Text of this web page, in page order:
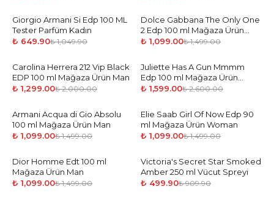
-38%
Giorgio Armani Si Edp 100 ML
Tester Parfüm Kadın
₺ 649.90₺ 1,049.90
-27%
Dolce Gabbana The Only One
2 Edp 100 ml Mağaza Ürün
Woman
₺ 1,099.00₺ 1,499.00
-35%
Carolina Herrera 212 Vip Black
EDP 100 ml Mağaza Ürün Man
₺ 1,299.00₺ 2,000.00
-39%
Juliette Has A Gun Mmmm
Edp 100 ml Mağaza Ürün
Unisex
₺ 1,599.00₺ 2,600.00
-27%
Armani Acqua di Gio Absolu
100 ml Mağaza Ürün Man
₺ 1,099.00₺ 1,499.00
-27%
Elie Saab Girl Of Now Edp 90
ml Mağaza Ürün Woman
₺ 1,099.00₺ 1,499.00
-27%
Dior Homme Edt 100 ml
Mağaza Ürün Man
₺ 1,099.00₺ 1,499.00
-45%
Victoria's Secret Star Smoked
Amber 250 ml Vücut Spreyi
₺ 499.90₺ 909.90